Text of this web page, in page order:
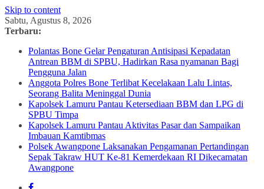
Skip to content
Sabtu, Agustus 8, 2026
Terbaru:
Polantas Bone Gelar Pengaturan Antisipasi Kepadatan
Antrean BBM di SPBU, Hadirkan Rasa nyamanan Bagi
Pengguna Jalan
Anggota Polres Bone Terlibat Kecelakaan Lalu Lintas,
Seorang Balita Meninggal Dunia
Kapolsek Lamuru Pantau Ketersediaan BBM dan LPG di
SPBU Timpa
Kapolsek Lamuru Pantau Aktivitas Pasar dan Sampaikan
Imbauan Kamtibmas
Polsek Awangpone Laksanakan Pengamanan Pertandingan
Sepak Takraw HUT Ke-81 Kemerdekaan RI Dikecamatan
Awangpone